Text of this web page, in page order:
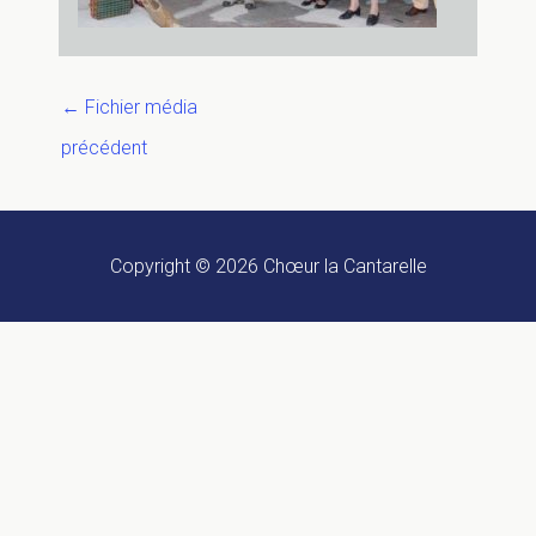
← Fichier média
précédent
Copyright © 2026 Chœur la Cantarelle